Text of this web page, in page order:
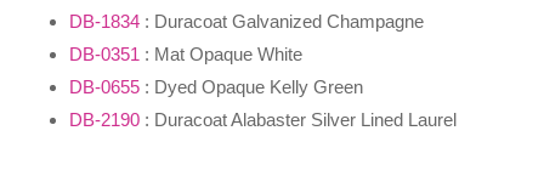
DB-1834: Duracoat Galvanized Champagne
DB-0351 : Mat Opaque White
DB-0655: Dyed Opaque Kelly Green
DB-2190: Duracoat Alabaster Silver Lined Laurel